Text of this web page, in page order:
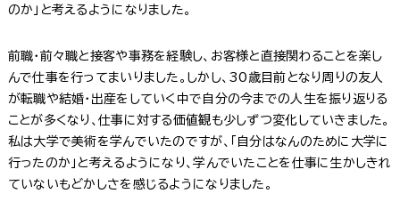
のか」と考えるようになりました。
前職・前々職と接客や事務を経験し、お客様と直接関わることを楽し
んで仕事を行ってまいりました。しかし、30歳目前となり周りの友人
が転職や結婚・出産をしていく中で自分の今までの人生を振り返りる
ことが多くなり、仕事に対する価値観も少しずつ変化していきました。
私は大学で美術を学んでいたのですが、「自分はなんのために大学に
行ったのか」と考えるようになり、学んでいたことを仕事に生かしきれ
ていないもどかしさを感じるようになりました。